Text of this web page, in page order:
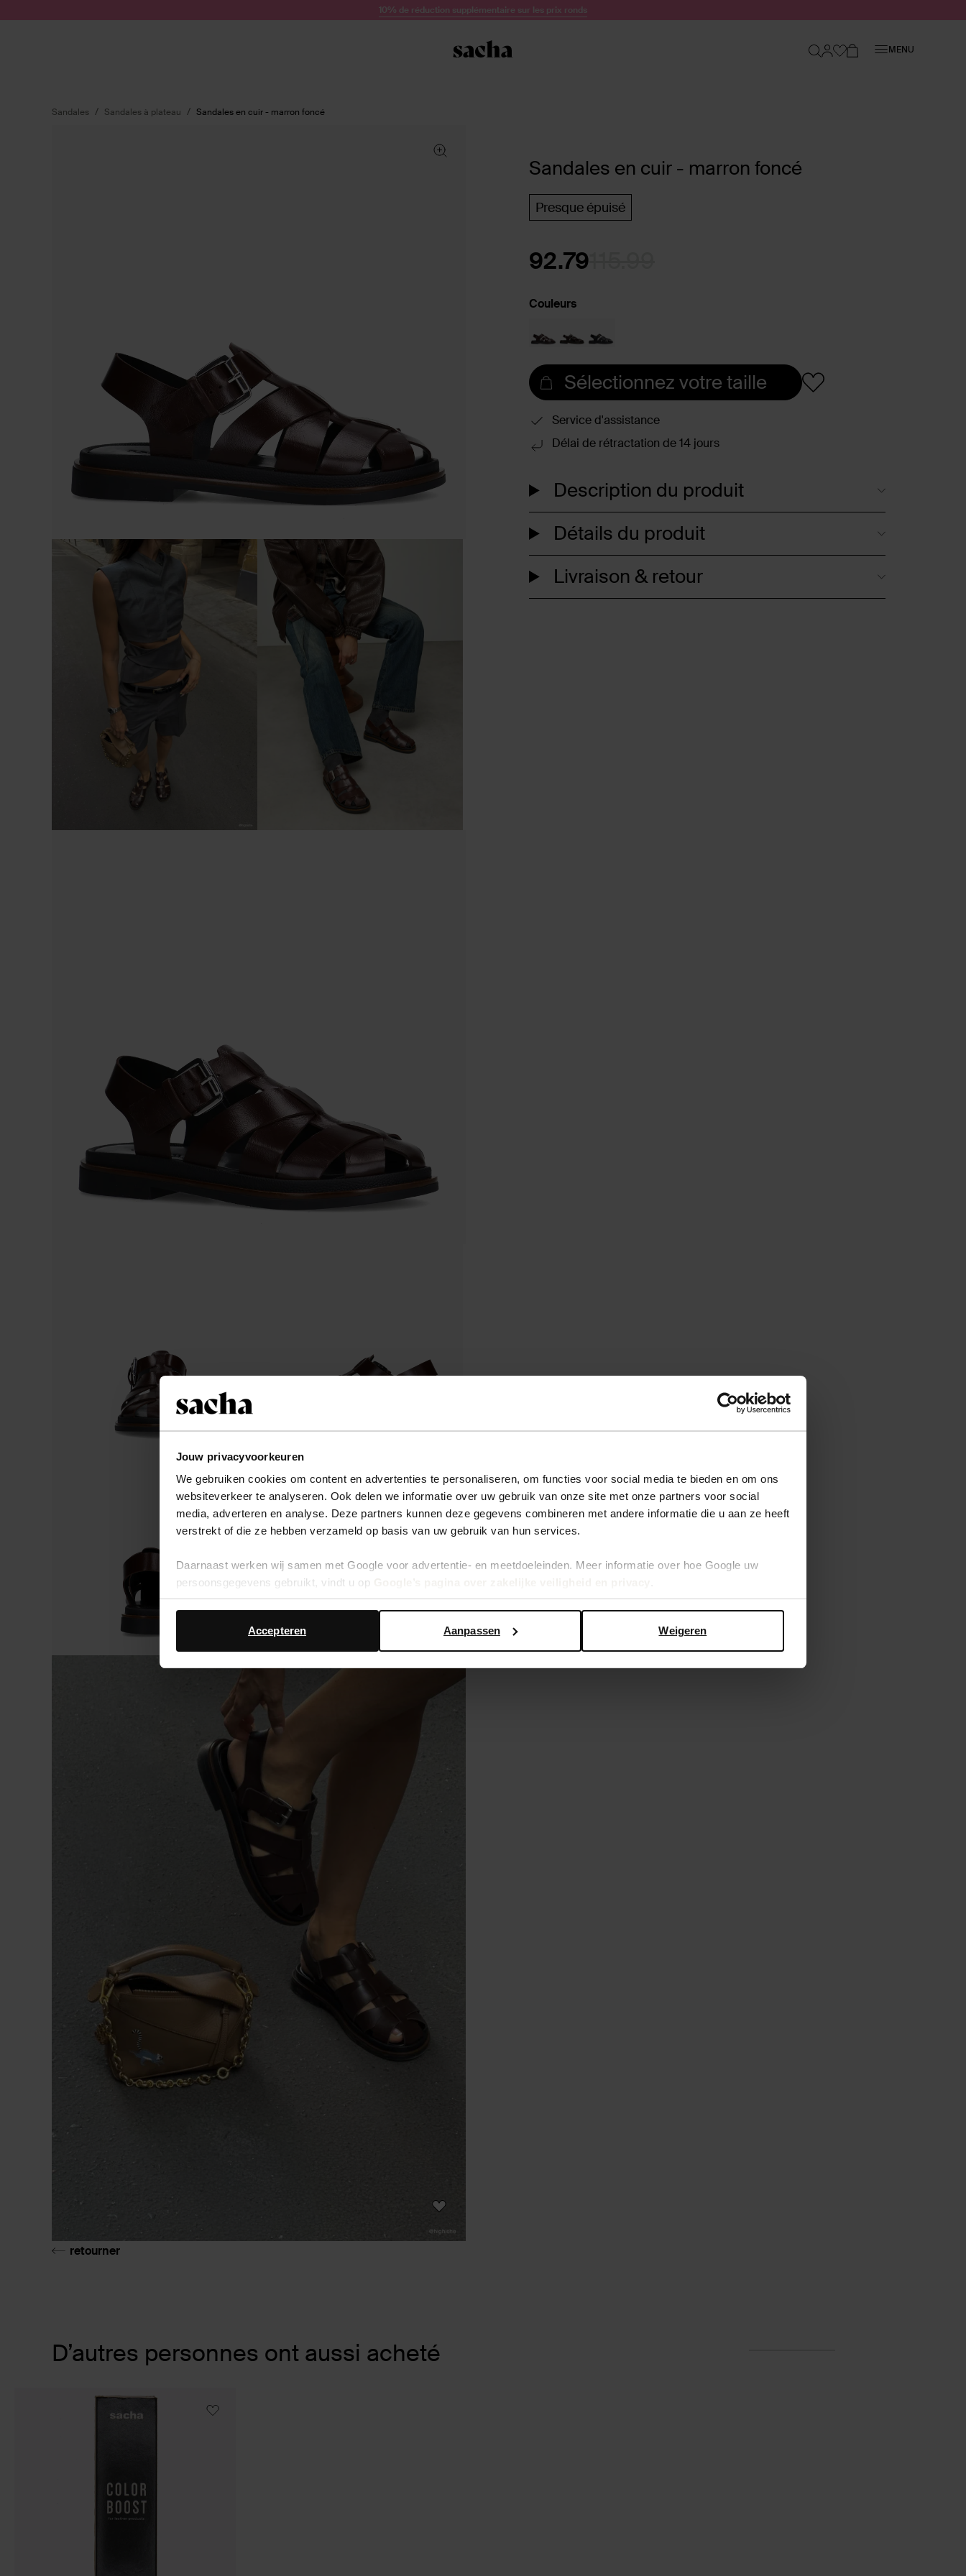
Jouw privacyvoorkeuren
We gebruiken cookies om content en advertenties te personaliseren, om functies voor social media te bieden en om ons
websiteverkeer te analyseren. Ook delen we informatie over uw gebruik van onze site met onze partners voor social
media, adverteren en analyse. Deze partners kunnen deze gegevens combineren met andere informatie die u aan ze heeft
verstrekt of die ze hebben verzameld op basis van uw gebruik van hun services.
Daarnaast werken wij samen met Google voor advertentie- en meetdoeleinden. Meer informatie over hoe Google uw
persoonsgegevens gebruikt, vindt u op
Weigeren
Aanpassen
Accepteren
10% de réduction supplémentaire sur les prix ronds
MENU
Sandales Sandales à plateau Sandales en cuir - marron foncé
Sandales en cuir - marron foncé
Presque épuisé
92.79
Couleurs
Sélectionnez votre taille
Service d'assistance
Délai de rétractation de 14 jours
Description du produit
Détails du produit
Livraison & retour
retourner
D’autres personnes ont aussi acheté